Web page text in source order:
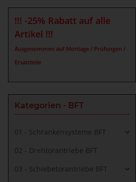
!!! -25% Rabatt auf alle
Artikel !!!
Ausgenommen auf Montage / Prüfungen /
Ersatzteile
Kategorien - BFT
01 - Schrankensysteme BFT
02 - Drehtorantriebe BFT
03 - Schiebetorantriebe BFT